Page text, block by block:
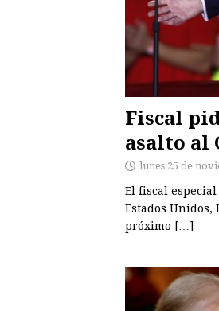
Fiscal
asalto al
lunes 25 de
El fiscal
Estados Unidos,
próximo […]